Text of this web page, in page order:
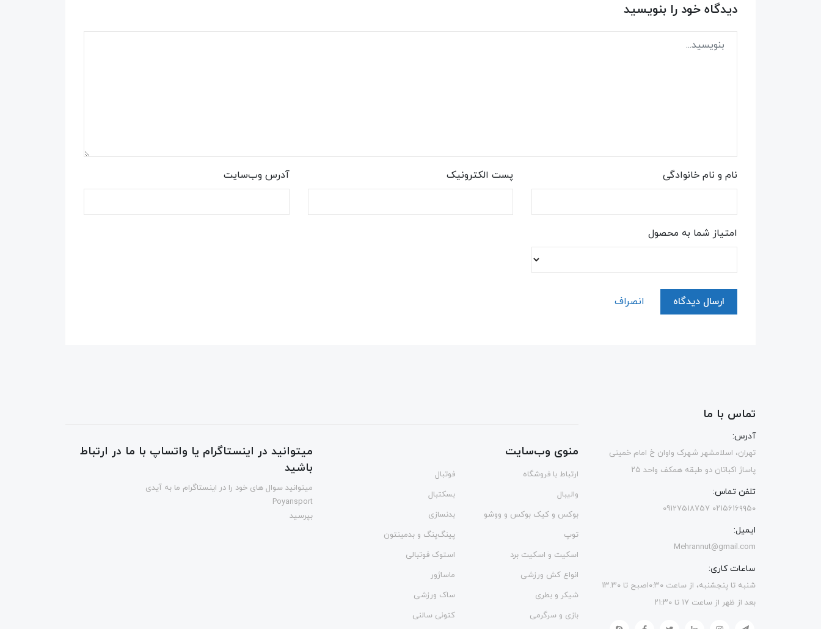
دیدگاه خود را بنویسید
نام و نام خانوادگی پست الکترونیک آدرس وب‌سایت
امتیاز شما به محصول
ارسال دیدگاه انصراف
تماس با ما
آدرس:
تهران، اسلامشهر شهرک واوان خ امام خمینی
پاساژ اکباتان دو طبقه همکف واحد ۲۵
تلفن تماس:
۰۲۱۵۶۱۶۹۹۵۰ 09127518757
ایمیل:
Mehrannut@gmail.com
ساعات کاری:
شنبه تا پنجشنبه، از ساعت ۱۰:۳۰صبح تا ۱۳.۳۰
بعد از ظهر از ساعت ۱۷ تا ۲۱:۳۰
منوی وب‌سایت
ارتباط با فروشگاه
فوتبال
والیبال
بسکتبال
بوکس و کیک بوکس و ووشو
بدنسازی
توپ
پینگ‌پنگ و بدمينتون
اسکیت و اسکیت برد
استوک فوتبالی
انواع کش ورزشی
ماساژور
شیکر و بطری
ساک ورزشی
بازی و سرگرمی
کتونی سالنی
میتوانید در اینستاگرام یا واتساپ با ما در ارتباط
باشید
میتوانید سوال های خود را در اینستاگرام ما به آیدی
Poyansport
بپرسید